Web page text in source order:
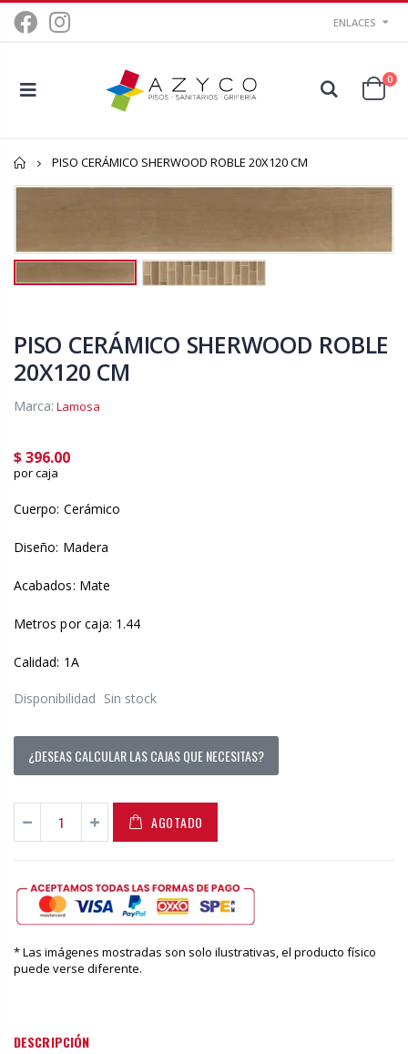
ENLACES
0
Inicio
PISO CERÁMICO SHERWOOD ROBLE 20X120 CM
PISO CERÁMICO SHERWOOD ROBLE
20X120 CM
Marca: Lamosa
$ 396.00
por caja
Cuerpo: Cerámico
Diseño: Madera
Acabados: Mate
Metros por caja: 1.44
Calidad: 1A
Disponibilidad Sin stock
¿DESEAS CALCULAR LAS CAJAS QUE NECESITAS?
AGOTADO
* Las imágenes mostradas son solo ilustrativas, el producto físico
puede verse diferente.
DESCRIPCIÓN